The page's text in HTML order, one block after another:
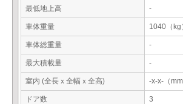
最低地上高 -
車体重量 1040（kg
車体総重量 -
最大積載量 -
室内 (全長ｘ全幅ｘ全高) -x-x-（mm
ドア数 3